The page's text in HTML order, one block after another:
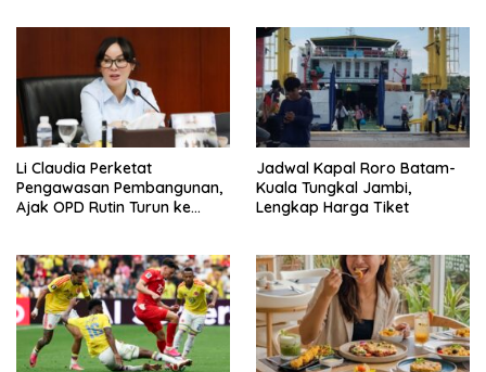
Li Claudia Perketat
Pengawasan Pembangunan,
Ajak OPD Rutin Turun ke
Jadwal Kapal Roro Batam-
Kuala Tungkal Jambi,
Lengkap Harga Tiket